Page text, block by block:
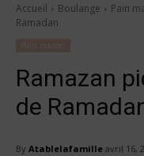
Accueil Boulange Pain
Ramadan
Ramazan
de
By Atablelafamille avril 16,